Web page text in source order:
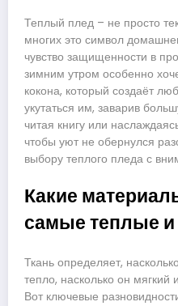
Теплый плед – не просто
многих это символ
чувство защищенности в
зимним утром особенно
кокона, который создаёт
укутаться им, заварив
читая книгу или
чтобы уют не обернулся
выбору теплого пледа с
Какие
самые теплые
Ткань определяет,
тепло, насколько он мягкий
Вот ключевые